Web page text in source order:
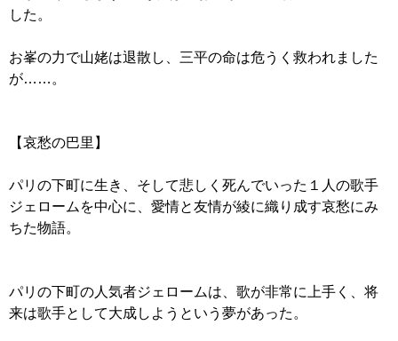
した。
お峯の力で山姥は退散し、三平の命は危うく救われました
が……。
【哀愁の巴里】
パリの下町に生き、そして悲しく死んでいった１人の歌手
ジェロームを中心に、愛情と友情が綾に織り成す哀愁にみ
ちた物語。
パリの下町の人気者ジェロームは、歌が非常に上手く、将
来は歌手として大成しようという夢があった。